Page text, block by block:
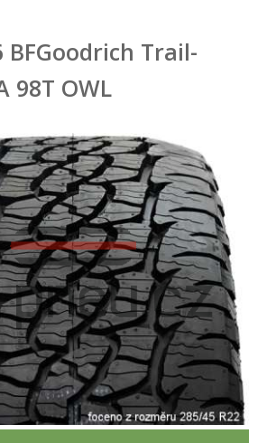
BFGoodrich Trail-
98T OWL